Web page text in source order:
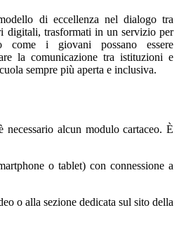
di eccellenza nel dialogo tra
digitali, trasformati in un servizio per
come i giovani possano essere
la comunicazione tra istituzioni e
sempre più aperta e inclusiva.
necessario alcun modulo cartaceo. È
o tablet) con connessione a
o alla sezione dedicata sul sito della